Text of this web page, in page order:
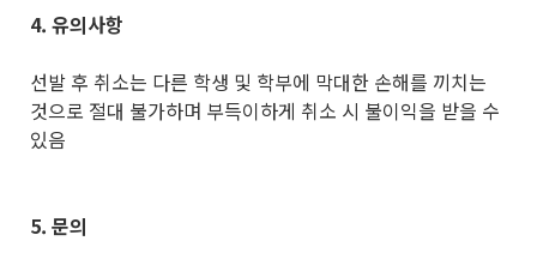
4. 유의사항
선발 후 취소는 다른 학생 및 학부에 막대한 손해를 끼치는
것으로 절대 불가하며 부득이하게 취소 시 불이익을 받을 수
있음
5. 문의